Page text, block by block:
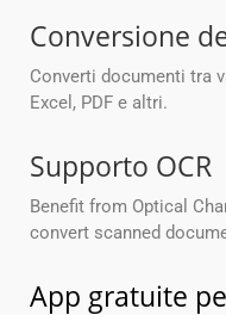
Conversione
Converti documenti tra
Excel, PDF e altri.
Supporto OCR
Benefit from Optical
convert scanned
App gratuite